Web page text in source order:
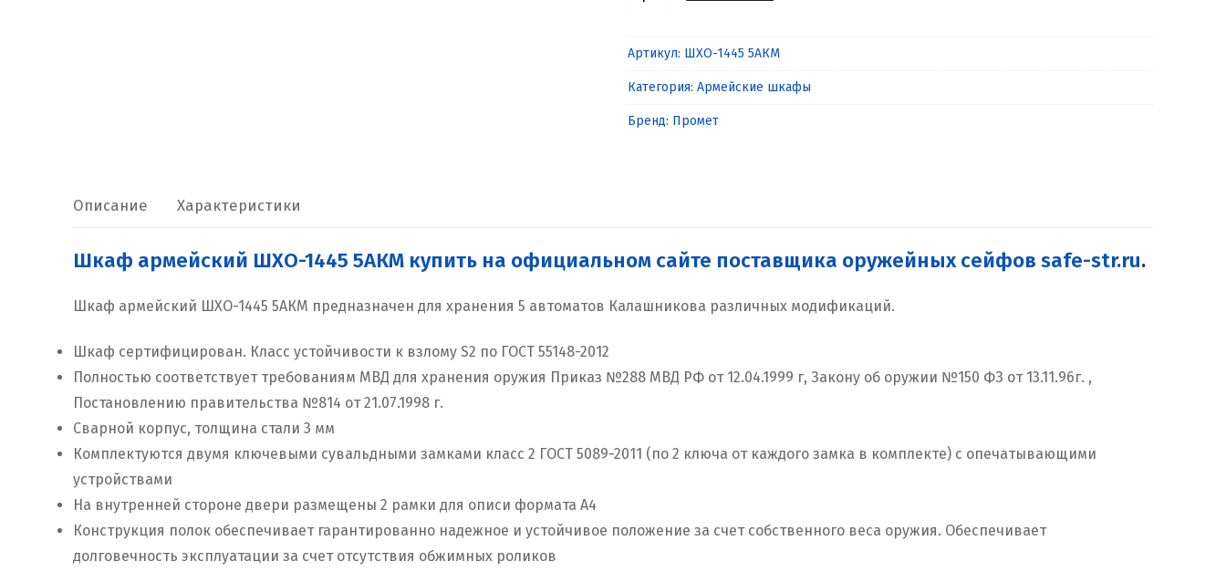
армейский
ШХО-1445
5АКМ
Артикул: ШХО-1445 5АКМ
Категория: Армейские шкафы
Бренд: Промет
Описание Характеристики
Шкаф армейский ШХО-1445 5АКМ купить на официальном сайте поставщика оружейных сейфов safe-str.ru.
Шкаф армейский ШХО-1445 5АКМ предназначен для хранения 5 автоматов Калашникова различных модификаций.
Шкаф сертифицирован. Класс устойчивости к взлому S2 по ГОСТ 55148-2012
Полностью соответствует требованиям МВД для хранения оружия Приказ №288 МВД РФ от 12.04.1999 г, Закону об оружии №150 ФЗ от 13.11.96г. ,
Постановлению правительства №814 от 21.07.1998 г.
Сварной корпус, толщина стали 3 мм
Комплектуются двумя ключевыми сувальдными замками класс 2 ГОСТ 5089-2011 (по 2 ключа от каждого замка в комплекте) с опечатывающими
устройствами
На внутренней стороне двери размещены 2 рамки для описи формата А4
Конструкция полок обеспечивает гарантированно надежное и устойчивое положение за счет собственного веса оружия. Обеспечивает
долговечность эксплуатации за счет отсутствия обжимных роликов